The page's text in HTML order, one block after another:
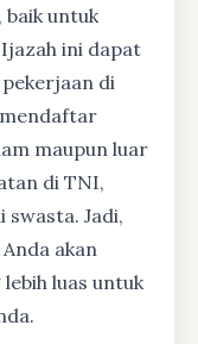
baik untuk
ini dapat
di
maupun luar
di TNI,
swasta. Jadi,
akan
luas untuk